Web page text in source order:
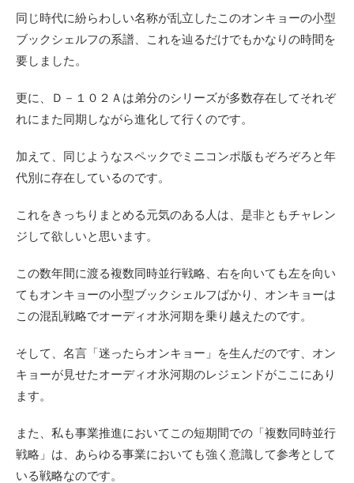
同じ時代に紛らわしい名称が乱立したこのオンキョーの小型
ブックシェルフの系譜、これを辿るだけでもかなりの時間を
要しました。
更に、Ｄ－１０２Ａは弟分のシリーズが多数存在してそれぞ
れにまた同期しながら進化して行くのです。
加えて、同じようなスペックでミニコンポ版もぞろぞろと年
代別に存在しているのです。
これをきっちりまとめる元気のある人は、是非ともチャレン
ジして欲しいと思います。
この数年間に渡る複数同時並行戦略、右を向いても左を向い
てもオンキョーの小型ブックシェルフばかり、オンキョーは
この混乱戦略でオーディオ氷河期を乗り越えたのです。
そして、名言「迷ったらオンキョー」を生んだのです、オン
キョーが見せたオーディオ氷河期のレジェンドがここにあり
ます。
また、私も事業推進においてこの短期間での「複数同時並行
戦略」は、あらゆる事業においても強く意識して参考として
いる戦略なのです。